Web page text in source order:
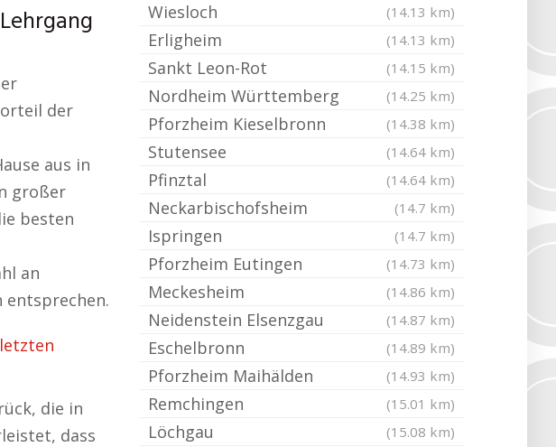
der
aus in
großer
besten
an
entsprechen.
die in
dass
Wiesloch (14.13 km)
Erligheim (14.13 km)
Sankt Leon-Rot (14.15 km)
Nordheim Württemberg (14.25 km)
Pforzheim Kieselbronn (14.38 km)
Stutensee (14.64 km)
Pfinztal (14.64 km)
Neckarbischofsheim (14.7 km)
Ispringen (14.7 km)
Pforzheim Eutingen (14.73 km)
Meckesheim (14.86 km)
Neidenstein Elsenzgau (14.87 km)
Eschelbronn (14.89 km)
Pforzheim Maihälden (14.93 km)
Remchingen (15.01 km)
Löchgau (15.08 km)